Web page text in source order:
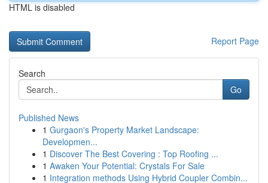
HTML is disabled
Report Page
Search
Go
Published News
1 Gurgaon's Property Market Landscape:
Developmen...
1 Discover The Best Covering : Top Roofing ...
1 Awaken Your Potential: Crystals For Sale
1 Integration methods Using Hybrid Coupler Combin...